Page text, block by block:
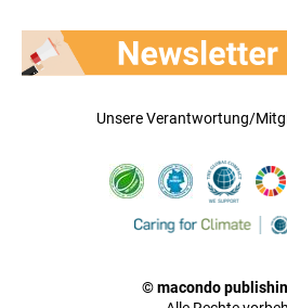
Unsere Verantwortung/
© macondo